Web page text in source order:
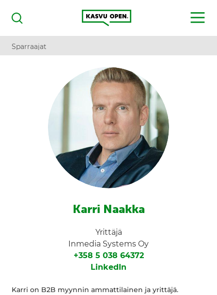
Haku
Kasvu Open
MENU
Sparraajat
Karri Naakka
Yrittäjä
Inmedia Systems Oy
+358 5 038 64372
LinkedIn
Karri on B2B myynnin ammattilainen ja yrittäjä.